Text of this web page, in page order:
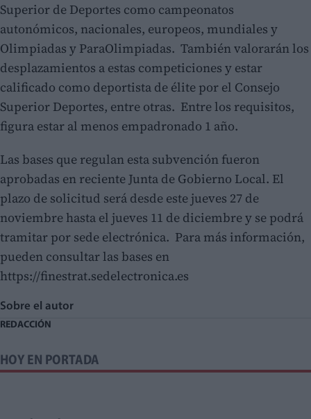
Superior de Deportes como campeonatos
autonómicos, nacionales, europeos, mundiales y
Olimpiadas y ParaOlimpiadas. También valorarán los
desplazamientos a estas competiciones y estar
calificado como deportista de élite por el Consejo
Superior Deportes, entre otras. Entre los requisitos,
figura estar al menos empadronado 1 año.
Las bases que regulan esta subvención fueron
aprobadas en reciente Junta de Gobierno Local. El
plazo de solicitud será desde este jueves 27 de
noviembre hasta el jueves 11 de diciembre y se podrá
tramitar por sede electrónica. Para más información,
pueden consultar las bases en
https://finestrat.sedelectronica.es
Sobre el autor
REDACCIÓN
HOY EN PORTADA